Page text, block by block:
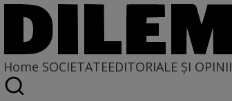
Home SOCIETATEEDITORIALE ȘI OPINII